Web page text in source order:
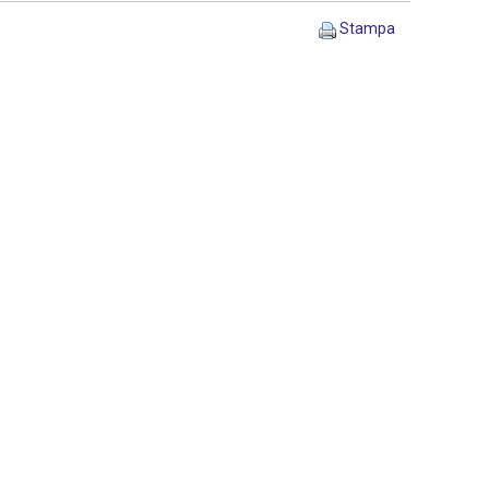
Stampa